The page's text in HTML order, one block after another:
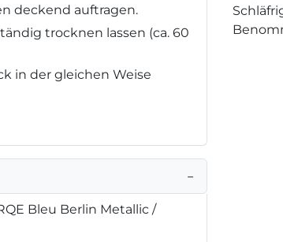
deckend auftragen.
trocknen lassen (ca. 60
in der gleichen Weise
−
Bleu Berlin Metallic /